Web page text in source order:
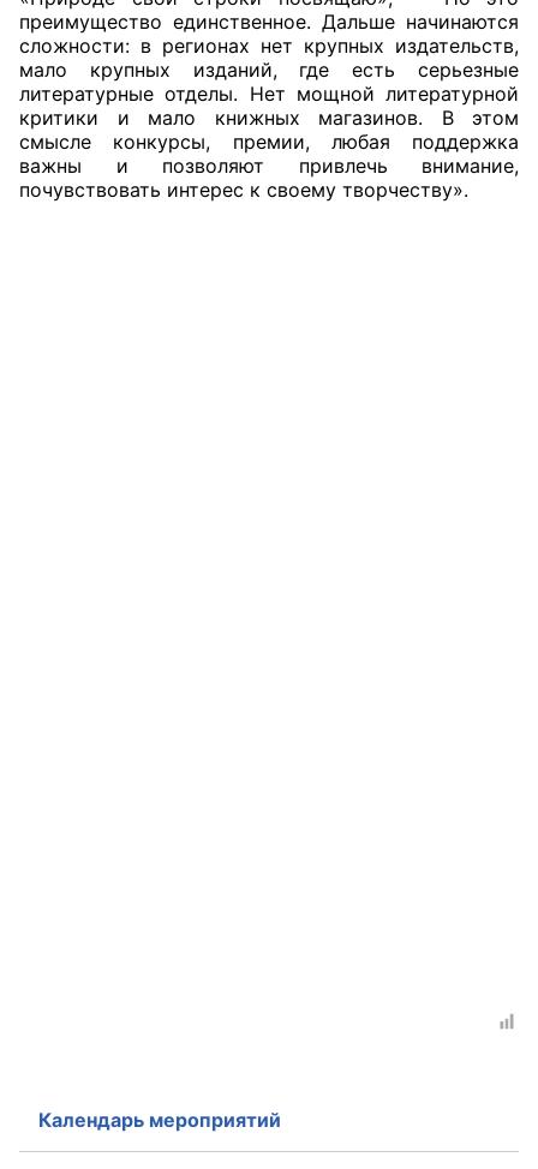
преимущество единственное. Дальше начинаются
сложности: в регионах нет крупных издательств,
мало крупных изданий, где есть серьезные
литературные отделы. Нет мощной литературной
критики и мало книжных магазинов. В этом
смысле конкурсы, премии, любая поддержка
важны и позволяют привлечь внимание,
почувствовать интерес к своему творчеству».
Календарь мероприятий